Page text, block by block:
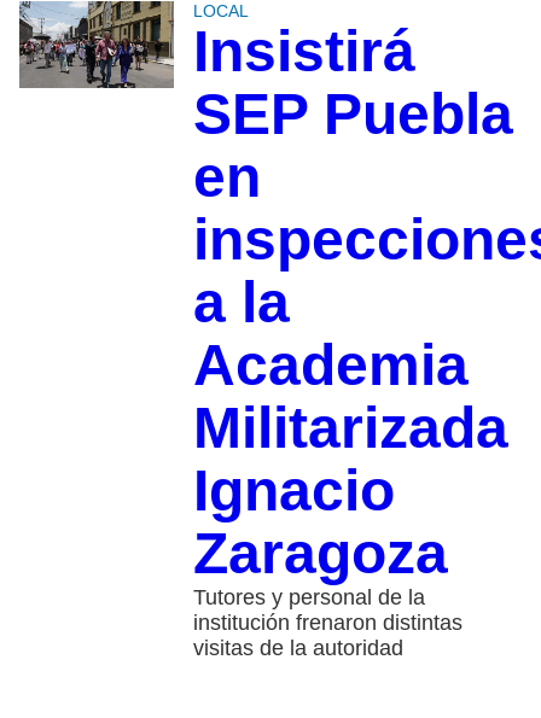
LOCAL
Insistirá
SEP Puebla
en
a la
Academia
Militarizada
Ignacio
Zaragoza
Tutores y personal de la
institución frenaron distintas
visitas de la autoridad